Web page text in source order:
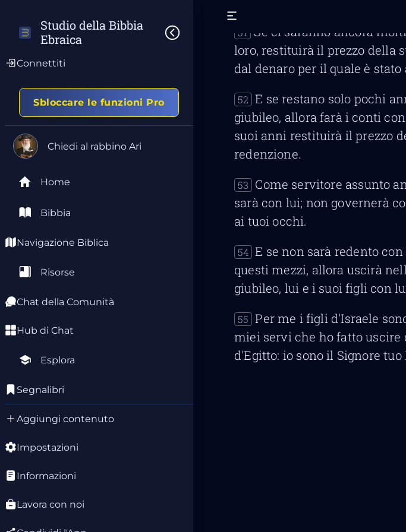
Studio della Bibbia
Ebraica
Connettiti
Sbloccare le funzioni Pro
Chiedi al rabbino Ari
Home
Bibbia
Navigazione Biblica
Risorse
Chat della Comunità
Hub di Chat
Esplora
Segnalibri
Aggiungi contenuto
Impostazioni
Informazioni
Lavora con noi
51
Se ci saranno ancora
loro, restituirà il prezzo della
dal denaro per il quale è stato
52 E se restano solo pochi
giubileo, allora farà i conti
suoi anni restituirà il prezzo
redenzione.
53
Come servitore assunto
sarà con lui; non governerà
ai tuoi occhi.
54 E se non sarà redento
questi mezzi, allora uscirà
giubileo, lui e i suoi figli con
55 Per me i figli d'Israele
miei servi che ho fatto uscire
d'Egitto: io sono il Signore tuo